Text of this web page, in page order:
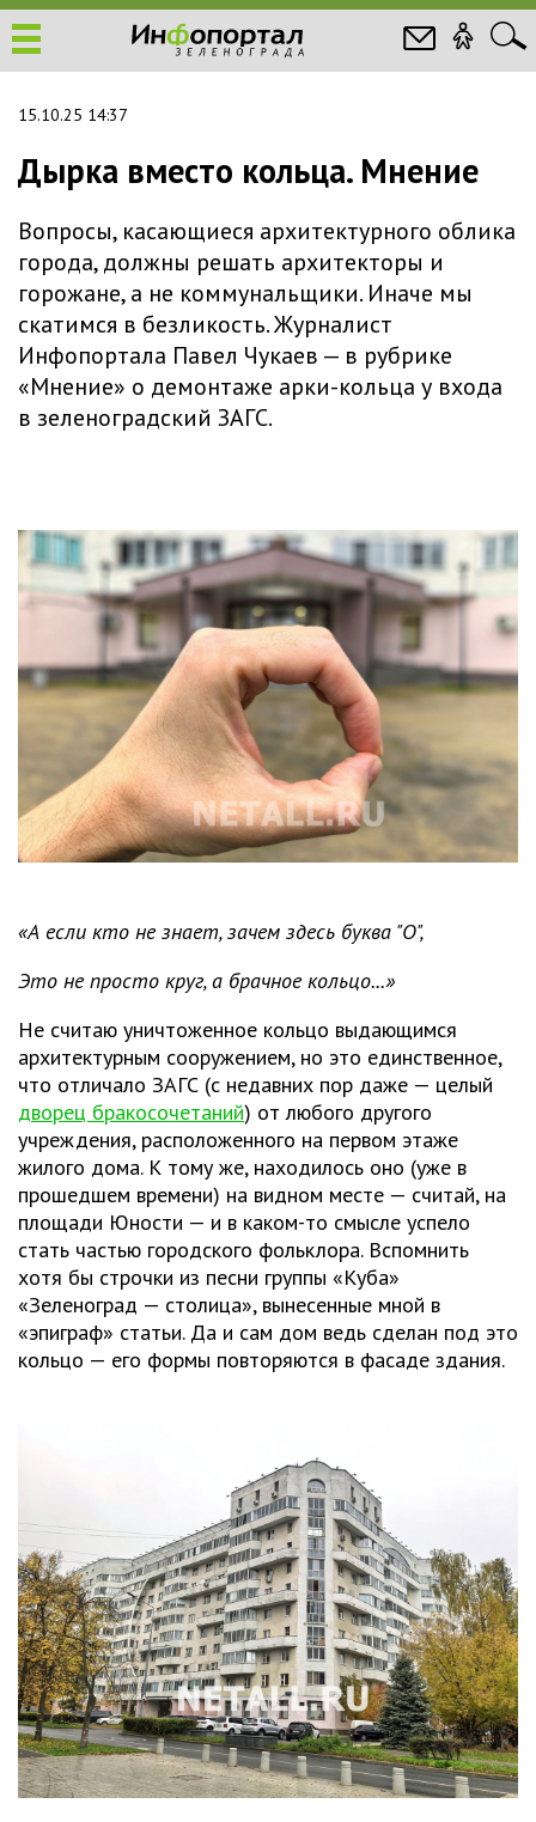
15.10.25 14:37
Дырка вместо кольца. Мнение
Вопросы, касающиеся архитектурного облика
города, должны решать архитекторы и
горожане, а не коммунальщики. Иначе мы
скатимся в безликость. Журналист
Инфопортала Павел Чукаев — в рубрике
«Мнение» о демонтаже арки-кольца у входа
в зеленоградский ЗАГС.
«А если кто не знает, зачем здесь буква "О",
Это не просто круг, а брачное кольцо...»
Не считаю уничтоженное кольцо выдающимся
архитектурным сооружением, но это единственное,
что отличало ЗАГС (с недавних пор даже — целый
дворец бракосочетаний) от любого другого
учреждения, расположенного на первом этаже
жилого дома. К тому же, находилось оно (уже в
прошедшем времени) на видном месте — считай, на
площади Юности — и в каком-то смысле успело
стать частью городского фольклора. Вспомнить
хотя бы строчки из песни группы «Куба»
«Зеленоград — столица», вынесенные мной в
«эпиграф» статьи. Да и сам дом ведь сделан под это
кольцо — его формы повторяются в фасаде здания.